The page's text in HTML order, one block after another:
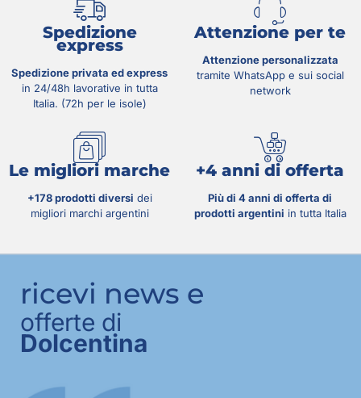
Spedizione
express
Spedizione privata ed express
in 24/48h lavorative in tutta
Italia. (72h per le isole)
Attenzione per te
Attenzione personalizzata
tramite WhatsApp e sui social
network
Le migliori marche
+178 prodotti diversi dei
migliori marchi argentini
+4 anni di offerta
Più di 4 anni di offerta di
prodotti argentini in tutta Italia
ricevi news e
offerte di
Dolcentina